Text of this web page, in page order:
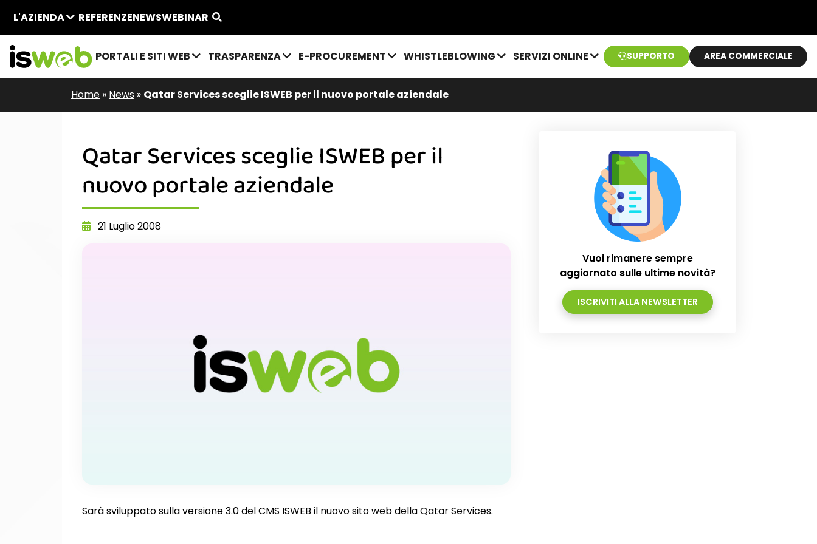
L'AZIENDA REFERENZENEWSWEBINAR
PORTALI E SITI WEB TRASPARENZA E-PROCUREMENT WHISTLEBLOWING SERVIZI ONLINE SUPPORTO AREA COMMERCIALE
Home » News » Qatar Services sceglie ISWEB per il nuovo portale aziendale
Qatar Services sceglie ISWEB per il
nuovo portale aziendale
21 Luglio 2008
Sarà sviluppato sulla versione 3.0 del CMS ISWEB il nuovo sito web della Qatar Services.
Vuoi rimanere sempre
aggiornato sulle ultime novità?
ISCRIVITI ALLA NEWSLETTER